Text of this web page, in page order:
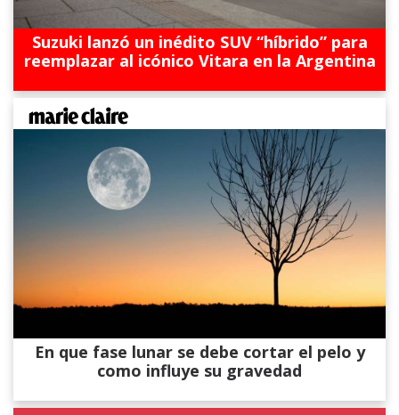
Suzuki lanzó un inédito SUV “híbrido” para
reemplazar al icónico Vitara en la Argentina
En que fase lunar se debe cortar el pelo y
como influye su gravedad